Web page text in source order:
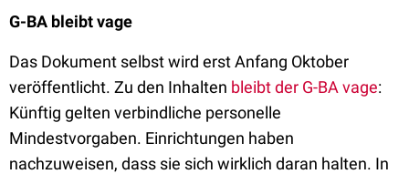
G-BA bleibt vage
Das Dokument selbst wird erst Anfang Oktober
veröffentlicht. Zu den Inhalten bleibt der G-BA vage:
Künftig gelten verbindliche personelle
Mindestvorgaben. Einrichtungen haben
nachzuweisen, dass sie sich wirklich daran halten. In